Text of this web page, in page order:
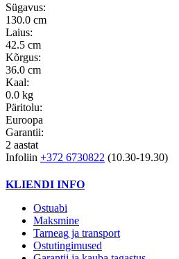
Sügavus:
130.0 cm
Laius:
42.5 cm
Kõrgus:
36.0 cm
Kaal:
0.0 kg
Päritolu:
Euroopa
Garantii:
2 aastat
Infoliin +372 6730822 (10.30-19.30)
KLIENDI INFO
Ostuabi
Maksmine
Tarneag ja transport
Ostutingimused